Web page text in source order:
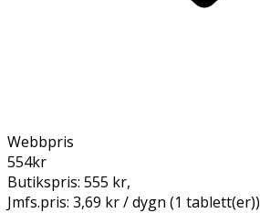
Webbpris
554kr
Butikspris: 555 kr,
Jmfs.pris: 3,69 kr / dygn (1 tablett(er))